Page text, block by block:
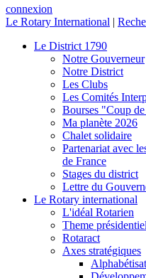
connexion
Le Rotary International |
Le District 1790
Notre Gouverneur
Notre District
Les Clubs
Les Comités
Bourses "Coup
Ma planète 2026
Chalet solidaire
Partenariat avec
de France
Stages du district
Lettre du
Le Rotary international
L'idéal Rotarien
Theme
Rotaract
Axes stratégiques